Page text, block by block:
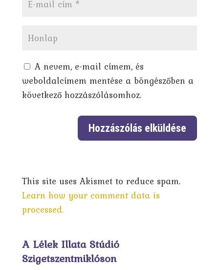
A nevem, e-mail címem, és
weboldalcímem mentése a böngészőben a
következő hozzászólásomhoz.
This site uses Akismet to reduce spam.
Learn how your comment data is
processed.
A Lélek Illata Stúdió
Szigetszentmiklóson